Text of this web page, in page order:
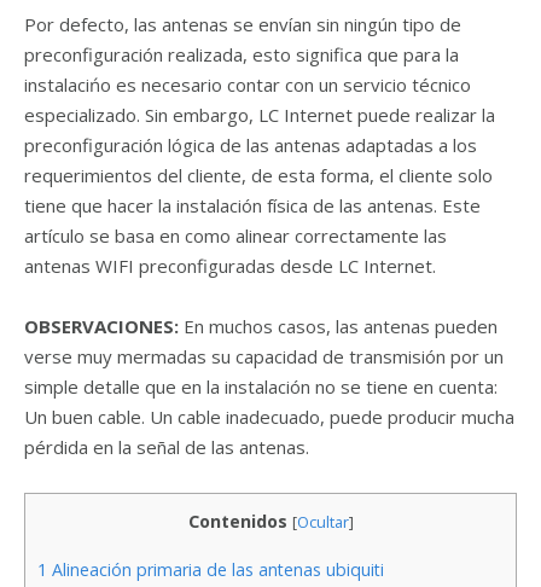
Por defecto, las antenas se envían sin ningún tipo de
preconfiguración realizada, esto significa que para la
instalacińo es necesario contar con un servicio técnico
especializado. Sin embargo, LC Internet puede realizar la
preconfiguración lógica de las antenas adaptadas a los
requerimientos del cliente, de esta forma, el cliente solo
tiene que hacer la instalación física de las antenas. Este
artículo se basa en como alinear correctamente las
antenas WIFI preconfiguradas desde LC Internet.
OBSERVACIONES: En muchos casos, las antenas pueden
verse muy mermadas su capacidad de transmisión por un
simple detalle que en la instalación no se tiene en cuenta:
Un buen cable. Un cable inadecuado, puede producir mucha
pérdida en la señal de las antenas.
Contenidos [Ocultar]
1 Alineación primaria de las antenas ubiquiti